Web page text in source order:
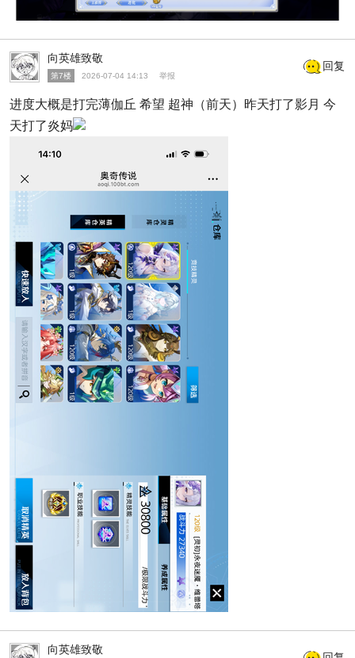
向英雄致敬
第7楼 2026-07-04 14:13 举报
回复
进度大概是打完薄伽丘 希望 超神（前天）昨天打了影月 今
天打了炎妈
向英雄致敬